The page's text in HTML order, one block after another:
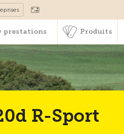
prestations Produits
R-Sport